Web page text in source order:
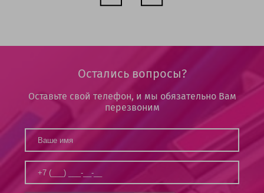
Остались вопросы?
Оставьте свой телефон, и мы обязательно Вам
перезвоним